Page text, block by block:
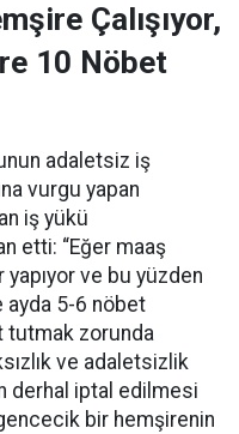
Çalışıyor,
10 Nöbet
adaletsiz iş
vurgu yapan
iş yükü
etti: “Eğer maaş
ve bu yüzden
ayda 5-6 nöbet
tutmak zorunda
ve adaletsizlik
derhal iptal edilmesi
bir hemşirenin